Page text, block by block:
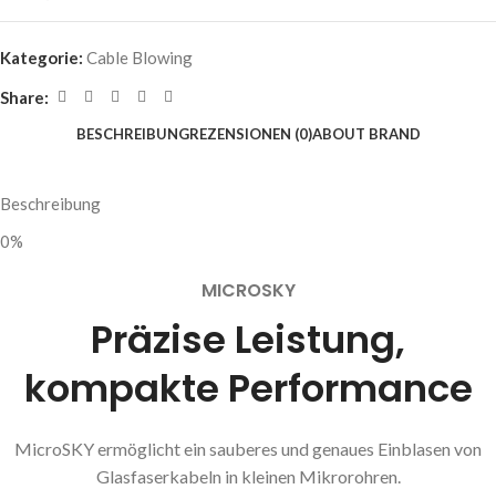
Kategorie: Cable Blowing
Share:
BESCHREIBUNGREZENSIONEN (0)ABOUT BRAND
Beschreibung
0%
MICROSKY
Präzise Leistung,
kompakte Performance
MicroSKY ermöglicht ein sauberes und genaues Einblasen von
Glasfaserkabeln in kleinen Mikrorohren.